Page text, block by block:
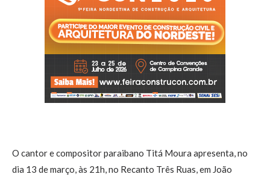
O cantor e compositor paraibano Titá Moura apresenta, no
dia 13 de março, às 21h, no Recanto Três Ruas, em João